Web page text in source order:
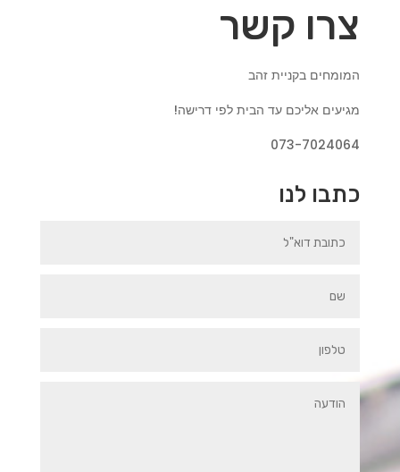
צרו קשר
המומחים בקניית זהב
מגיעים אליכם עד הבית לפי דרישה!
073-7024064
כתבו לנו